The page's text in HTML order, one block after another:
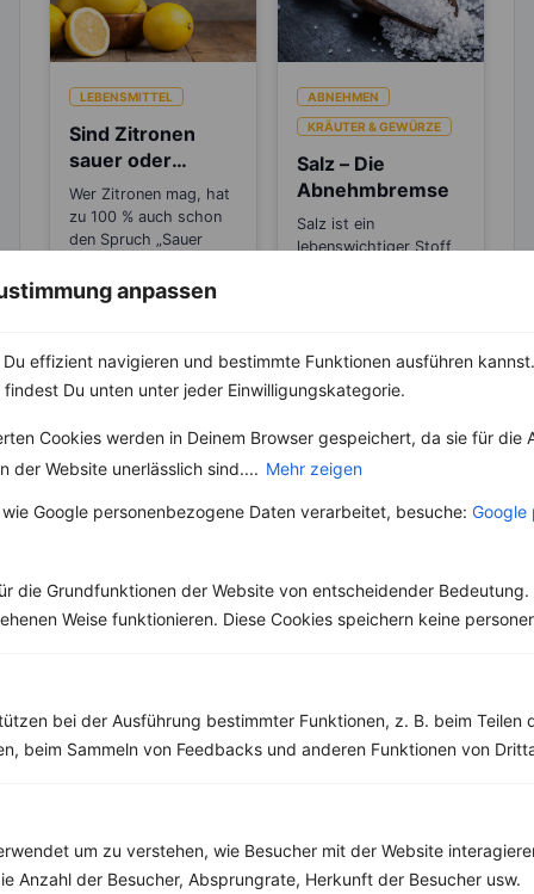
anpassen
effizient navigieren und bestimmte Funktionen ausführen
Du unten unter jeder Einwilligungskategorie.
Cookies werden in Deinem Browser gespeichert, da sie für die
der Website unerlässlich sind.... Mehr zeigen
Google personenbezogene Daten verarbeitet, besuche: Google
die Grundfunktionen der Website von entscheidender Bedeutung.
Weise funktionieren. Diese Cookies speichern keine
bei der Ausführung bestimmter Funktionen, z. B. beim Teilen
beim Sammeln von Feedbacks und anderen Funktionen von
um zu verstehen, wie Besucher mit der Website
Anzahl der Besucher, Absprungrate, Herkunft der Besucher usw.
LEBENSMITTEL
Sind Zitronen
sauer oder
basisch?
Wer Zitronen mag, hat
zu 100 % auch schon
den Spruch „Sauer
gehört....
ABNEHMEN
KRÄUTER & GEWÜRZE
Salz – Die
Abnehmbremse
Salz ist ein
lebenswichtiger Stoff
Weitere Low Fat Rezepte
‹ ›
Kalorien: 343 kcal
Fett:12 g